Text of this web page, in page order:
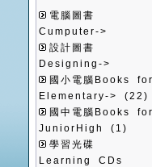
電腦圖書
Cumputer->
設計圖書
Designing->
國小電腦Books for
Elementary->
(22)
國中電腦Books for
JuniorHigh
(1)
學習光碟
Learning CDs